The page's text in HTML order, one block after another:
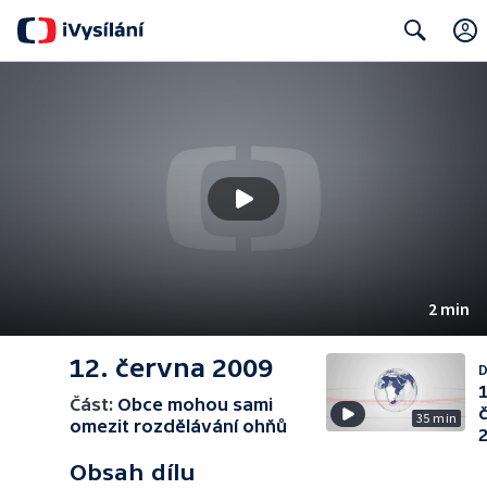
2 min
12. června 2009
Část: Obce mohou sami
omezit rozdělávání ohňů
Obsah dílu
35 min